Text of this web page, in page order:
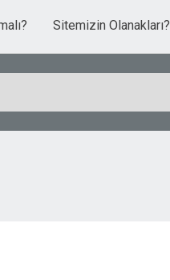
Sitemizin Olanakları?